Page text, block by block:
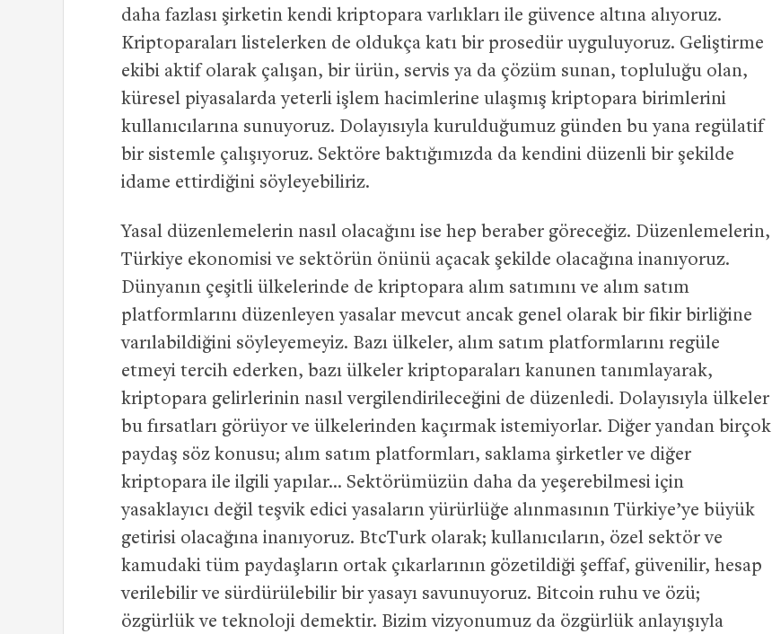
daha fazlası şirketin kendi kriptopara varlıkları ile güvence altına alıyoruz.
Kriptoparaları listelerken de oldukça katı bir prosedür uyguluyoruz. Geliştirme
ekibi aktif olarak çalışan, bir ürün, servis ya da çözüm sunan, topluluğu olan,
küresel piyasalarda yeterli işlem hacimlerine ulaşmış kriptopara birimlerini
kullanıcılarına sunuyoruz. Dolayısıyla kurulduğumuz günden bu yana regülatif
bir sistemle çalışıyoruz. Sektöre baktığımızda da kendini düzenli bir şekilde
idame ettirdiğini söyleyebiliriz.
Yasal düzenlemelerin nasıl olacağını ise hep beraber göreceğiz. Düzenlemelerin,
Türkiye ekonomisi ve sektörün önünü açacak şekilde olacağına inanıyoruz.
Dünyanın çeşitli ülkelerinde de kriptopara alım satımını ve alım satım
platformlarını düzenleyen yasalar mevcut ancak genel olarak bir fikir birliğine
varılabildiğini söyleyemeyiz. Bazı ülkeler, alım satım platformlarını regüle
etmeyi tercih ederken, bazı ülkeler kriptoparaları kanunen tanımlayarak,
kriptopara gelirlerinin nasıl vergilendirileceğini de düzenledi. Dolayısıyla ülkeler
bu fırsatları görüyor ve ülkelerinden kaçırmak istemiyorlar. Diğer yandan birçok
paydaş söz konusu; alım satım platformları, saklama şirketler ve diğer
kriptopara ile ilgili yapılar… Sektörümüzün daha da yeşerebilmesi için
yasaklayıcı değil teşvik edici yasaların yürürlüğe alınmasının Türkiye’ye büyük
getirisi olacağına inanıyoruz. BtcTurk olarak; kullanıcıların, özel sektör ve
kamudaki tüm paydaşların ortak çıkarlarının gözetildiği şeffaf, güvenilir, hesap
verilebilir ve sürdürülebilir bir yasayı savunuyoruz. Bitcoin ruhu ve özü;
özgürlük ve teknoloji demektir. Bizim vizyonumuz da özgürlük anlayışıyla